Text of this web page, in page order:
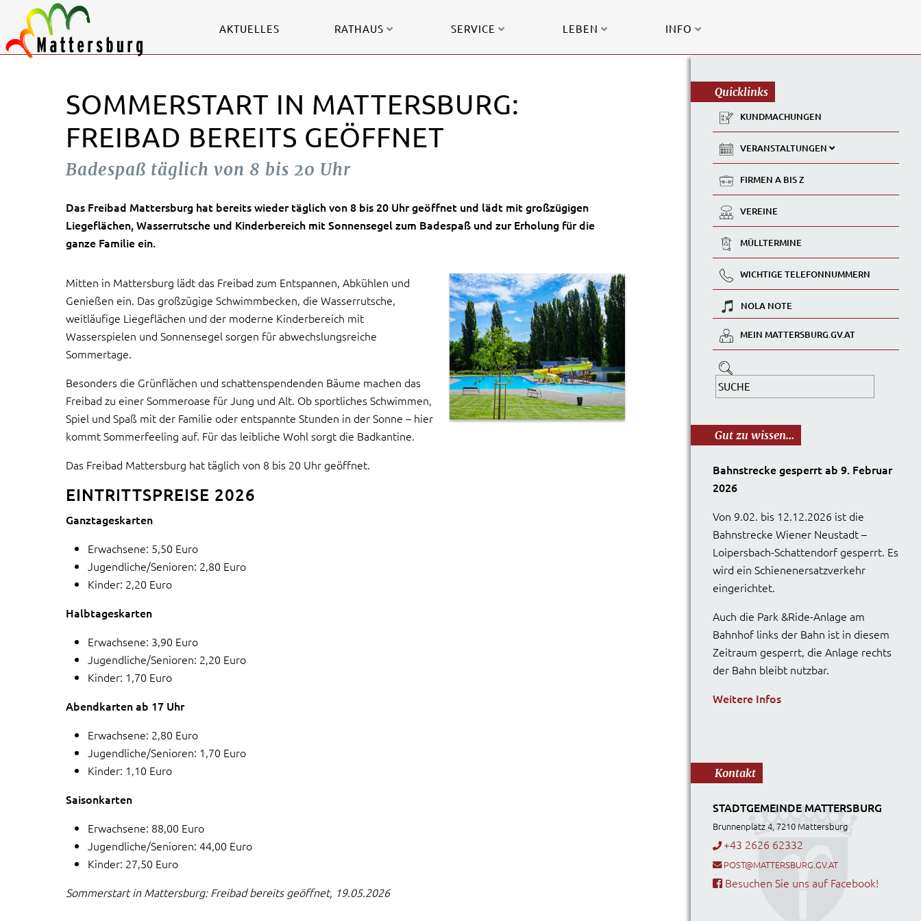
AKTUELLES RATHAUS SERVICE LEBEN INFO
SOMMERSTART IN MATTERSBURG:
FREIBAD BEREITS GEÖFFNET
Badespaß täglich von 8 bis 20 Uhr
Das Freibad Mattersburg hat bereits wieder täglich von 8 bis 20 Uhr geöffnet und lädt mit großzügigen
Liegeflächen, Wasserrutsche und Kinderbereich mit Sonnensegel zum Badespaß und zur Erholung für die
ganze Familie ein.
Mitten in Mattersburg lädt das Freibad zum Entspannen, Abkühlen und
Genießen ein. Das großzügige Schwimmbecken, die Wasserrutsche,
weitläufige Liegeflächen und der moderne Kinderbereich mit
Wasserspielen und Sonnensegel sorgen für abwechslungsreiche
Sommertage.
Besonders die Grünflächen und schattenspendenden Bäume machen das
Freibad zu einer Sommeroase für Jung und Alt. Ob sportliches Schwimmen,
Spiel und Spaß mit der Familie oder entspannte Stunden in der Sonne – hier
kommt Sommerfeeling auf. Für das leibliche Wohl sorgt die Badkantine.
Das Freibad Mattersburg hat täglich von 8 bis 20 Uhr geöffnet.
EINTRITTSPREISE 2026
Ganztageskarten
Erwachsene: 5,50 Euro
Jugendliche/Senioren: 2,80 Euro
Kinder: 2,20 Euro
Halbtageskarten
Erwachsene: 3,90 Euro
Jugendliche/Senioren: 2,20 Euro
Kinder: 1,70 Euro
Abendkarten ab 17 Uhr
Erwachsene: 2,80 Euro
Jugendliche/Senioren: 1,70 Euro
Kinder: 1,10 Euro
Saisonkarten
Erwachsene: 88,00 Euro
Jugendliche/Senioren: 44,00 Euro
Kinder: 27,50 Euro
Sommerstart in Mattersburg: Freibad bereits geöffnet, 19.05.2026
Quicklinks
KUNDMACHUNGEN
VERANSTALTUNGEN
FIRMEN A BIS Z
VEREINE
MÜLLTERMINE
WICHTIGE TELEFONNUMMERN
NOLA NOTE
MEIN MATTERSBURG.GV.AT
Gut zu wissen...
Bahnstrecke gesperrt ab 9. Februar
2026
Von 9.02. bis 12.12.2026 ist die
Bahnstrecke Wiener Neustadt –
Loipersbach-Schattendorf gesperrt. Es
wird ein Schienenersatzverkehr
eingerichtet.
Auch die Park &Ride-Anlage am
Bahnhof links der Bahn ist in diesem
Zeitraum gesperrt, die Anlage rechts
der Bahn bleibt nutzbar.
Weitere Infos
Kontakt
STADTGEMEINDE MATTERSBURG
Brunnenplatz 4, 7210 Mattersburg
+43 2626 62332
POST@MATTERSBURG.GV.AT
Besuchen Sie uns auf Facebook!